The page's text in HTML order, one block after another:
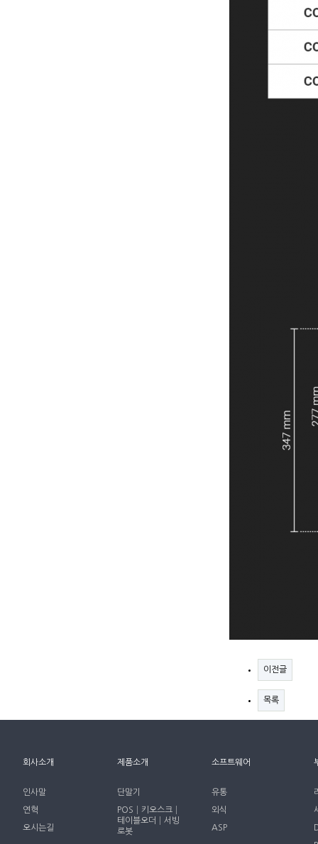
이전글
목록
회사소개
인사말
연혁
오시는길
제품소개
단말기
POS│키오스크│
테이블오더│서빙
로봇
소프트웨어
유통
외식
ASP